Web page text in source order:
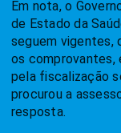
Em nota, o
de Estado da
seguem vigentes,
os comprovantes,
pela fiscalização
procurou a
resposta.